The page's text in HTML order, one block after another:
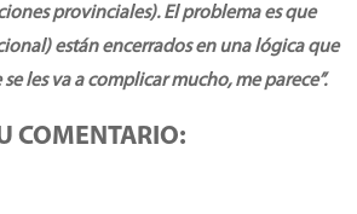
provinciales). El problema es que
están encerrados en una lógica que
les va a complicar mucho, me parece”.
COMENTARIO: